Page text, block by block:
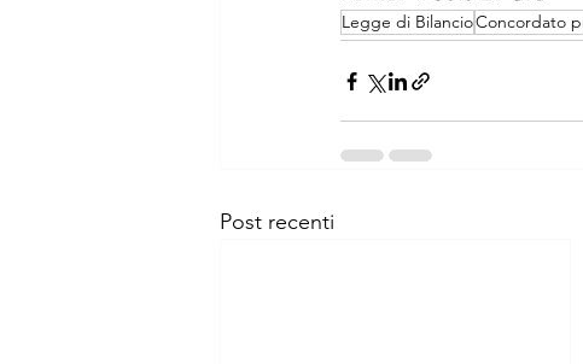
Legge di BilancioConcordato
Post recenti